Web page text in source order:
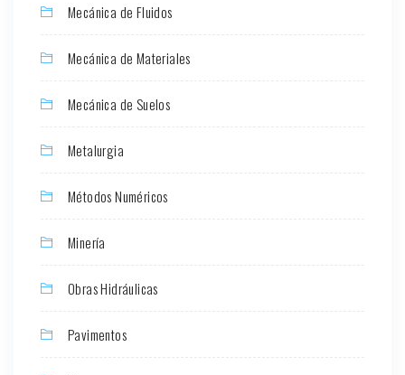
Mecánica de Fluidos
Mecánica de Materiales
Mecánica de Suelos
Metalurgia
Métodos Numéricos
Minería
Obras Hidráulicas
Pavimentos